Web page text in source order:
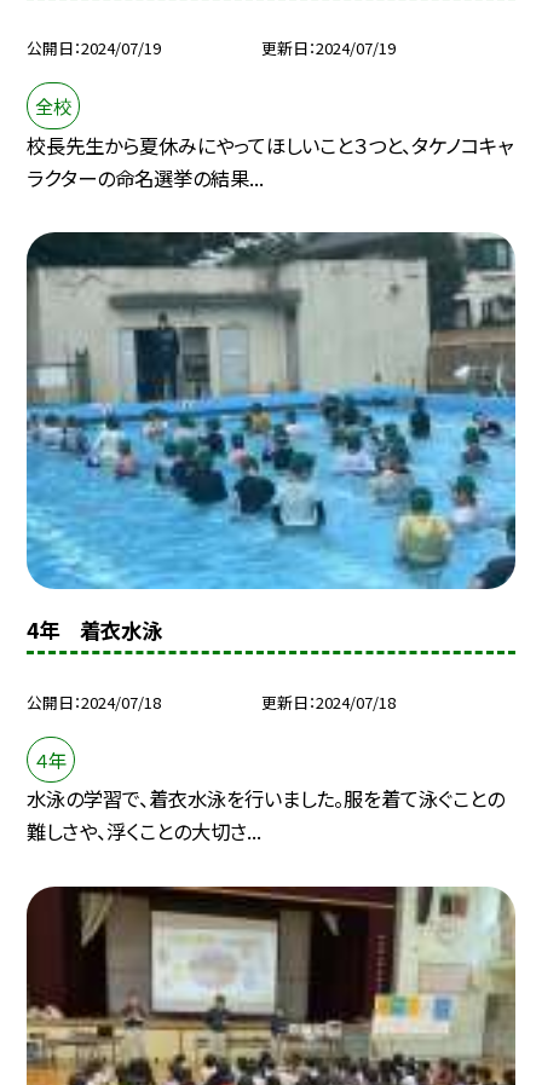
公開日 2024/07/19 更新日 2024/07/19
全校
校長先生から夏休みにやってほしいこと３つと、タケノコキャ
ラクターの命名選挙の結果...
4年 着衣水泳
公開日 2024/07/18 更新日 2024/07/18
４年
水泳の学習で、着衣水泳を行いました。服を着て泳ぐことの
難しさや、浮くことの大切さ...